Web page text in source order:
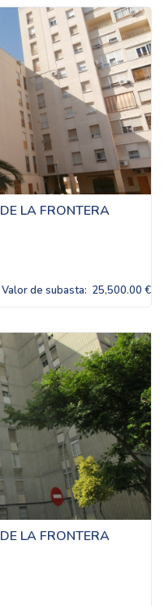
LA FRONTERA
Valor de subasta: 25,500.00 €
LA FRONTERA